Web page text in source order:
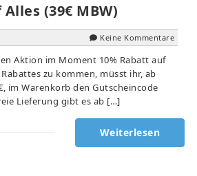
(39€ MBW)
Keine Kommentare
Aktion im Moment 10% Rabatt auf
zu kommen, müsst ihr, ab
im Warenkorb den Gutscheincode
Lieferung gibt es ab […]
Weiterlesen